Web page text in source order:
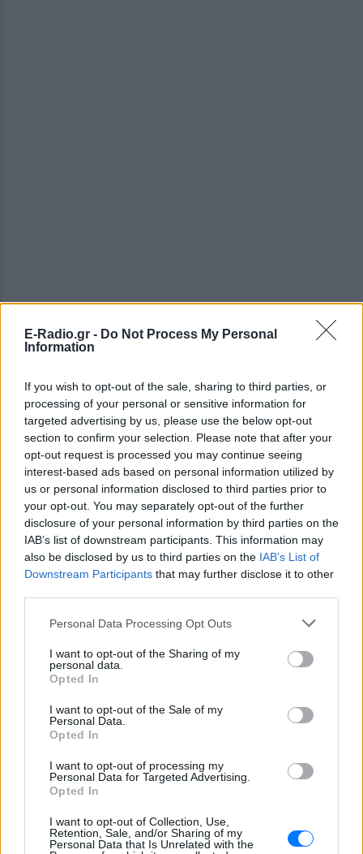
E-Radio.gr - Do Not Process My Personal
Information
If you wish to opt-out of the sale, sharing to third parties, or
processing of your personal or sensitive information for
targeted advertising by us, please use the below opt-out
section to confirm your selection. Please note that after your
opt-out request is processed you may continue seeing
interest-based ads based on personal information utilized by
us or personal information disclosed to third parties prior to
your opt-out. You may separately opt-out of the further
disclosure of your personal information by third parties on the
IAB’s list of downstream participants. This information may
also be disclosed by us to third parties on the IAB’s List of
Downstream Participants that may further disclose it to other
Personal Data Processing Opt Outs
I want to opt-out of the Sharing of my
personal data.
Opted In
I want to opt-out of the Sale of my
Personal Data.
Opted In
I want to opt-out of processing my
Personal Data for Targeted Advertising.
Opted In
I want to opt-out of Collection, Use,
Retention, Sale, and/or Sharing of my
Personal Data that Is Unrelated with the
την πράξη της λέγοντας πως «θόλωσα και του έριξα
το μπουκαλάκι με το καυστικό υγρό» επειδή
ανέφερε πως ήταν θύμα κακοποιητικής
συμπεριφοράς τόσο από τον 36χρονο όσο και από
τον αδερφό του.
Μάλιστα, αναμένεται να καταθέσει στις αρχές
ότι δέχεται απειλές για την ζωή της ενώ θα
παραδώσει ηχογραφημένες συνομιλίες και θα
ζητήσει την προστασία τους.
δηλώσεις του, στέκεται στο πλευρό του εν
διαστάσει συζύγου της και θύμα της 36χρονης
λέγοντας πως «η κόρη μου λέει ψέματα, δεν
ΔΙΑΦΗΜΙΣΗ